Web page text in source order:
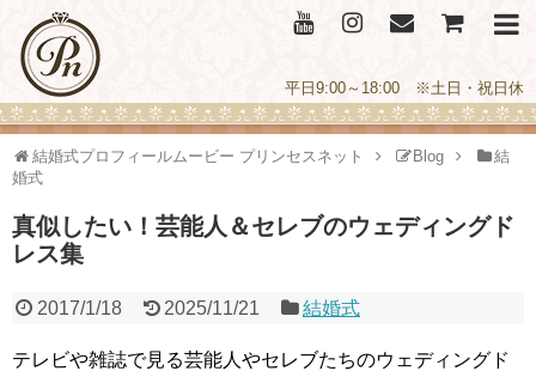
平日9:00～18:00 ※土日・祝日休
結婚式プロフィールムービー プリンセスネット Blog
結
婚式
真似したい！芸能人＆セレブのウェディングド
レス集
2017/1/18 2025/11/21 結婚式
テレビや雑誌で見る芸能人やセレブたちのウェディングド